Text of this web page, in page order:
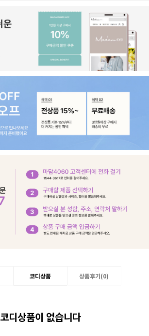
코디상품 상품후기(0)
코디상품이 없습니다